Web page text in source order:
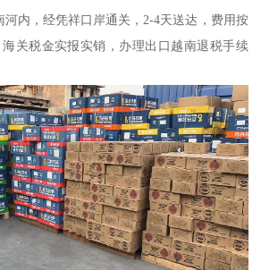
河内，经凭祥口岸通关，2-4天送达，费用按
关税金实报实销，办理出口越南退税手续